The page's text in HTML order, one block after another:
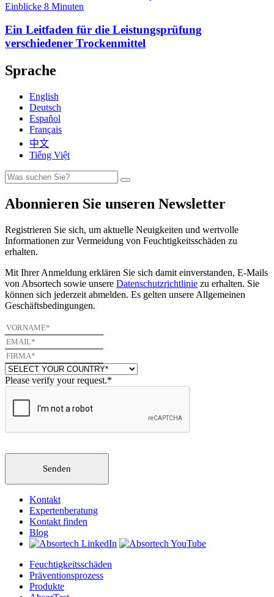
Einblicke 8 Minuten
Ein Leitfaden für die Leistungsprüfung
verschiedener Trockenmittel
Sprache
English
Deutsch
Español
Français
中文
Tiếng Việt
Abonnieren Sie unseren Newsletter
Registrieren Sie sich, um aktuelle Neuigkeiten und wertvolle
Informationen zur Vermeidung von Feuchtigkeitsschäden zu
erhalten.
Mit Ihrer Anmeldung erklären Sie sich damit einverstanden, E-Mails
von Absortech sowie unsere Datenschutzrichtlinie zu erhalten. Sie
können sich jederzeit abmelden. Es gelten unsere Allgemeinen
Geschäftsbedingungen.
Please verify your request.*
Senden
Kontakt
Expertenberatung
Kontakt finden
Blog
Feuchtigkeitsschäden
Präventionsprozess
Produkte